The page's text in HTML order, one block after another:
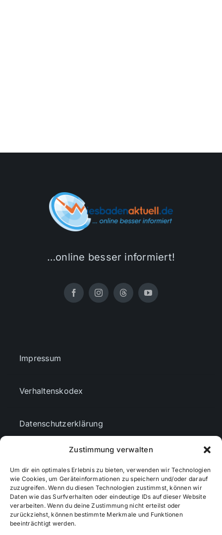
Zustimmung verwalten
Um dir ein optimales Erlebnis zu bieten, verwenden wir Technologien
wie Cookies, um Geräteinformationen zu speichern und/oder darauf
zuzugreifen. Wenn du diesen Technologien zustimmst, können wir
Daten wie das Surfverhalten oder eindeutige IDs auf dieser Website
verarbeiten. Wenn du deine Zustimmung nicht erteilst oder
zurückziehst, können bestimmte Merkmale und Funktionen
beeinträchtigt werden.
…online besser informiert!
Impressum
Verhaltenskodex
Datenschutzerklärung
Cookie-Richtlinie (EU)
Mediendaten